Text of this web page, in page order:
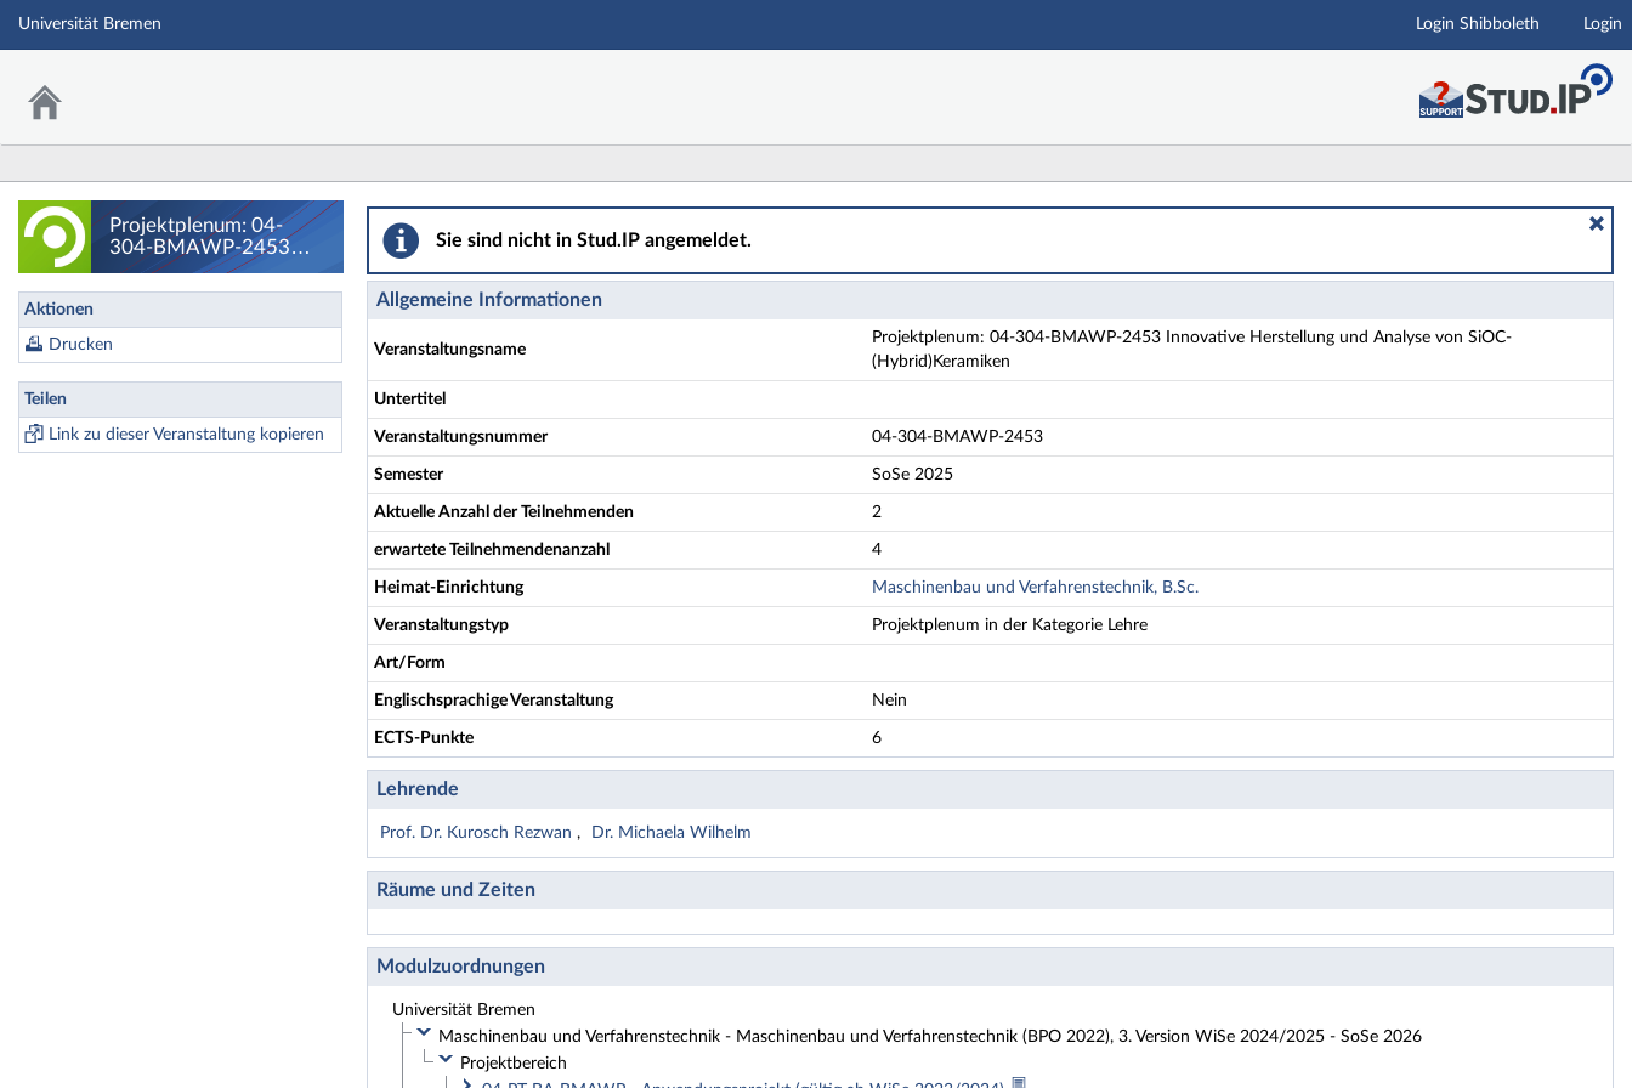
Hauptnavigation
Universität Bremen Login Shibboleth Login
Projektplenum: 04-
304-BMAWP-2453
Innovative Herstellung
und Analyse von SiOC-
Details
Aktionen
Drucken
Teilen
Link zu dieser Veranstaltung kopieren
Projektplenum: 04-304-BMAWP-2453 Innovative Herstellung und Analyse von SiOC-(Hybrid)Keramiken - Details
Sie sind nicht in Stud.IP angemeldet.
Allgemeine Informationen
Veranstaltungsname
Projektplenum: 04-304-BMAWP-2453 Innovative Herstellung und Analyse von SiOC-
(Hybrid)Keramiken
Untertitel
Veranstaltungsnummer 04-304-BMAWP-2453
Semester SoSe 2025
Aktuelle Anzahl der Teilnehmenden 2
erwartete Teilnehmendenanzahl 4
Heimat-Einrichtung Maschinenbau und Verfahrenstechnik, B.Sc.
Veranstaltungstyp Projektplenum in der Kategorie Lehre
Art/Form
Englischsprachige Veranstaltung Nein
ECTS-Punkte 6
Lehrende
Prof. Dr. Kurosch Rezwan Dr. Michaela Wilhelm
Räume und Zeiten
Modulzuordnungen
Universität Bremen
Maschinenbau und Verfahrenstechnik - Maschinenbau und Verfahrenstechnik (BPO 2022), 3. Version WiSe 2024/2025 - SoSe 2026
Projektbereich